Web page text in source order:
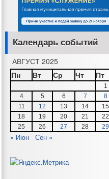
Календарь событий
АВГУСТ 2025
Пн
Вт Ср Чт Пт
1
4
5 6 7 8
11
12 13 14 15
18
19 20 21 22
25
26 27 28 29
« Июн Сен »